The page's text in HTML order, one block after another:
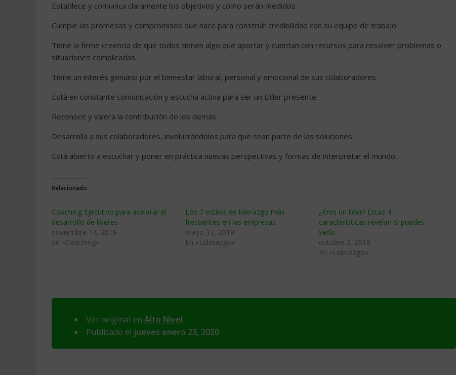
Establece y comunica claramente los objetivos y cómo serán medidos.
Cumple las promesas y compromisos que hace para construir credibilidad con su equipo de trabajo.
Tiene la firme creencia de que todos tienen algo que aportar y cuentan con recursos para resolver problemas o
situaciones complicadas.
Tiene un interés genuino por el bienestar laboral, personal y emocional de sus colaboradores.
Está en constante comunicación y escucha activa para ser un Líder presente.
Reconoce y valora la contribución de los demás.
Desarrolla a sus colaboradores, involucrándolos para que sean parte de las soluciones.
Está abierto a escuchar y poner en práctica nuevas perspectivas y formas de interpretar el mundo…
Relacionado
Coaching Ejecutivo para acelerar el
desarrollo de líderes
noviembre 14, 2019
En «Coaching»
Los 7 estilos de liderazgo más
frecuentes en las empresas
mayo 17, 2019
En «Liderazgo»
¿Eres un líder? Estas 4
características revelan si puedes
serlo
octubre 2, 2018
En «Liderazgo»
Ver original en Alto Nivel
Publicado el jueves enero 23, 2020